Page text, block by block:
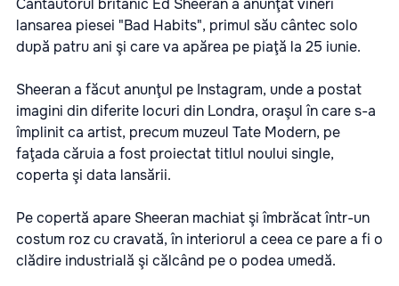
Cantautorul britanic Ed Sheeran a anunţat vineri
lansarea piesei "Bad Habits", primul său cântec solo
după patru ani şi care va apărea pe piaţă la 25 iunie.
Sheeran a făcut anunţul pe Instagram, unde a postat
imagini din diferite locuri din Londra, oraşul în care s-a
împlinit ca artist, precum muzeul Tate Modern, pe
faţada căruia a fost proiectat titlul noului single,
coperta şi data lansării.
Pe copertă apare Sheeran machiat şi îmbrăcat într-un
costum roz cu cravată, în interiorul a ceea ce pare a fi o
clădire industrială şi călcând pe o podea umedă.